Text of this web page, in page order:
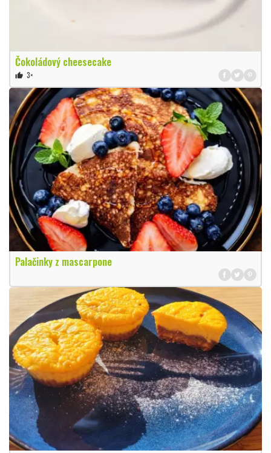
Čokoládový cheesecake
thumb_up 3×
Palačinky z mascarpone